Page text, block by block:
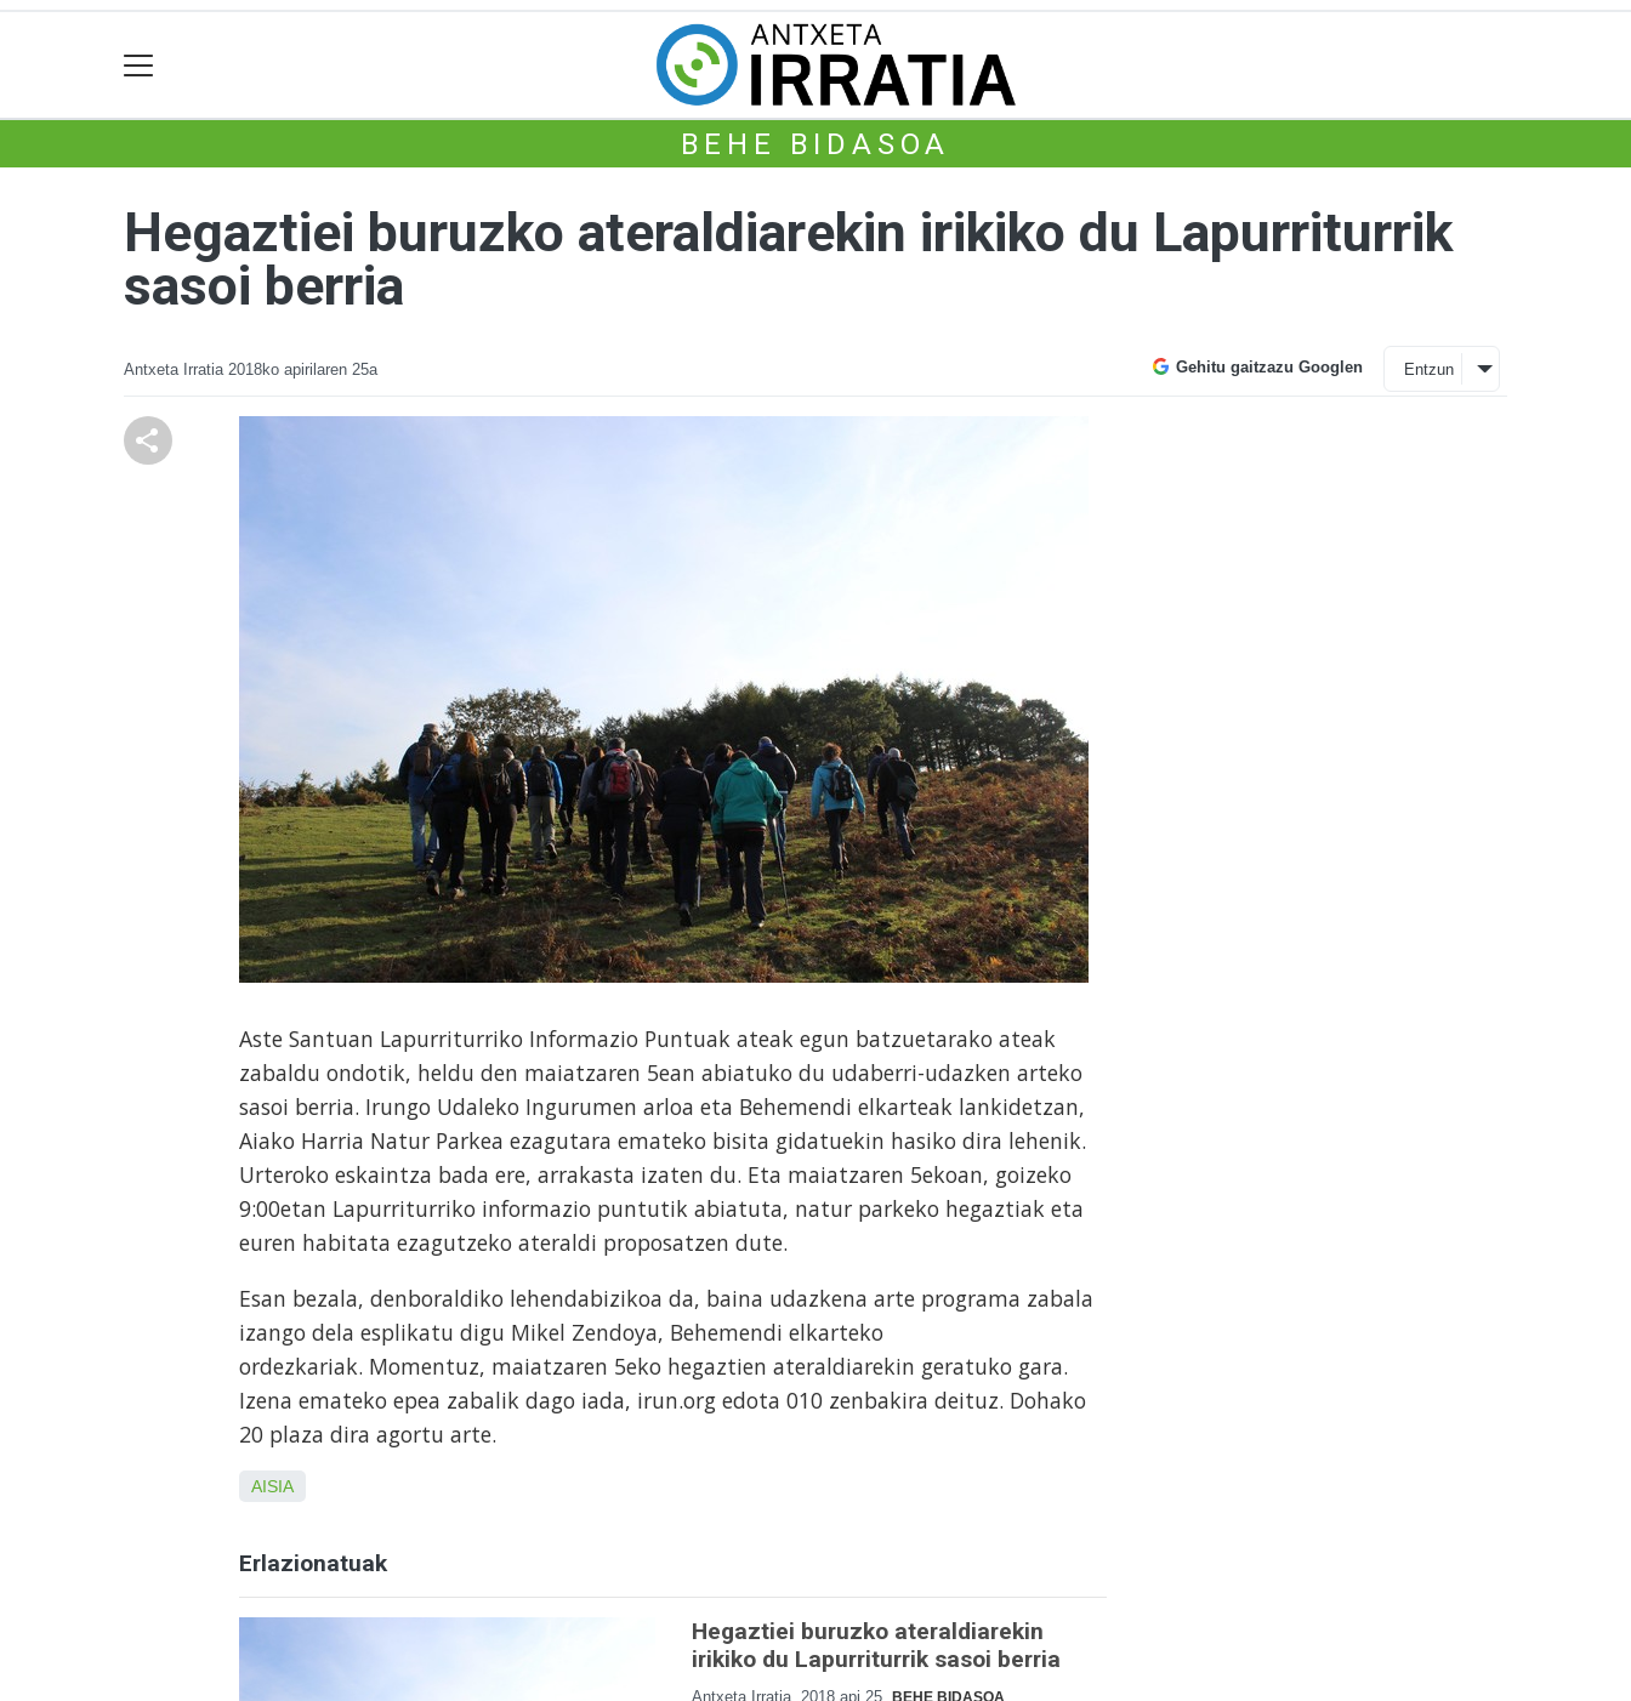
BEHE BIDASOA
Hegaztiei buruzko ateraldiarekin irikiko du Lapurriturrik
sasoi berria
Antxeta Irratia 2018ko apirilaren 25a Gehitu gaitzazu Googlen Entzun
Aste Santuan Lapurriturriko Informazio Puntuak ateak egun batzuetarako ateak
zabaldu ondotik, heldu den maiatzaren 5ean abiatuko du udaberri-udazken arteko
sasoi berria. Irungo Udaleko Ingurumen arloa eta Behemendi elkarteak lankidetzan,
Aiako Harria Natur Parkea ezagutara emateko bisita gidatuekin hasiko dira lehenik.
Urteroko eskaintza bada ere, arrakasta izaten du. Eta maiatzaren 5ekoan, goizeko
9:00etan Lapurriturriko informazio puntutik abiatuta, natur parkeko hegaztiak eta
euren habitata ezagutzeko ateraldi proposatzen dute.
Esan bezala, denboraldiko lehendabizikoa da, baina udazkena arte programa zabala
izango dela esplikatu digu Mikel Zendoya, Behemendi elkarteko
ordezkariak. Momentuz, maiatzaren 5eko hegaztien ateraldiarekin geratuko gara.
Izena emateko epea zabalik dago iada, irun.org edota 010 zenbakira deituz. Dohako
20 plaza dira agortu arte.
AISIA
Erlazionatuak
Hegaztiei buruzko ateraldiarekin
irikiko du Lapurriturrik sasoi berria
Antxeta Irratia 2018 api 25